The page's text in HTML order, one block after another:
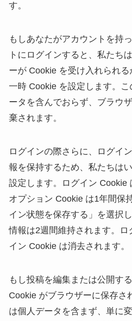
す。
もしあなたがアカウントを持
トにログインすると、私たち
ーが Cookie を受け入れられ
一時 Cookie を設定します。
ータを含んでおらず、ブラウ
棄されます。
ログインの際さらに、ログイ
報を保持するため、私たちは
設定します。ログイン Cookie
オプション Cookie は1年間保
イン状態を保存する」を選択
情報は2週間維持されます。ロ
イン Cookie は消去されます。
もし投稿を編集または公開す
Cookie がブラウザーに保存さ
は個人データを含まず、単に